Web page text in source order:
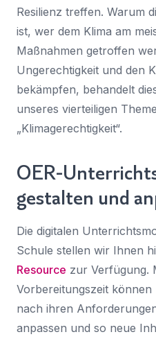
Resilienz treffen. Warum
ist, wer dem Klima am
Maßnahmen getroffen
Ungerechtigkeit und den
bekämpfen, behandelt
unseres vierteiligen
„Klimagerechtigkeit“.
OER-
gestalten und
Die digitalen
Schule stellen wir Ihnen
Resource zur Verfügung.
Vorbereitungszeit
nach ihren
anpassen und so neue
E-Mail-
Sie haben